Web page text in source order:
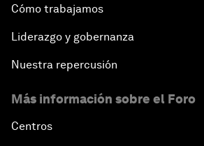
Cómo trabajamos
Liderazgo y gobernanza
Nuestra repercusión
Más información sobre el Foro
Centros